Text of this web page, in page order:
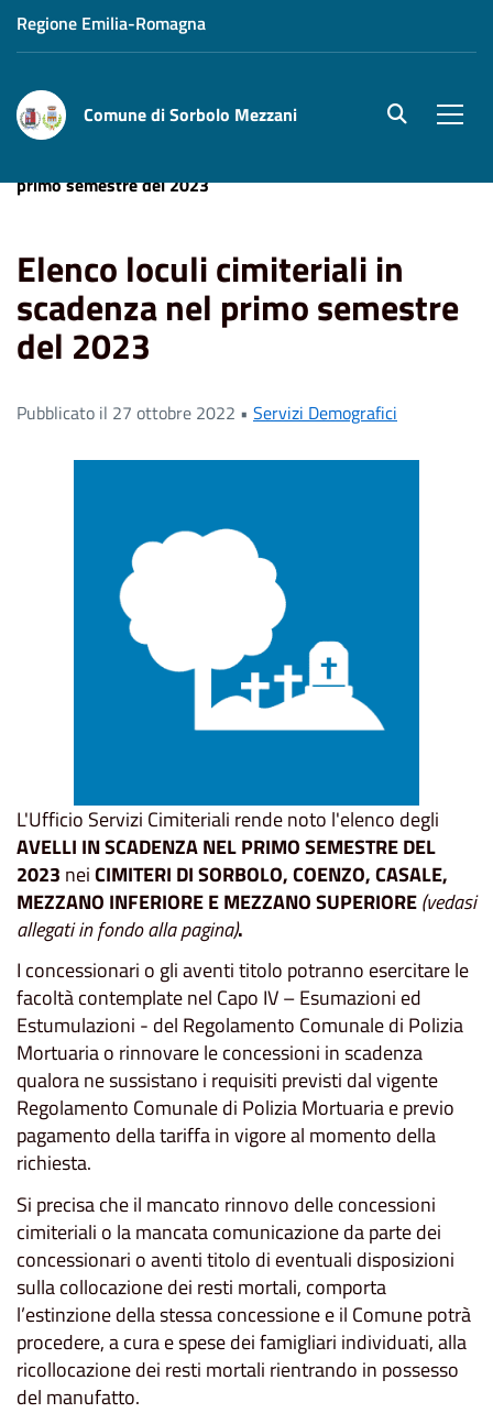
Regione Emilia-Romagna
Comune di Sorbolo Mezzani site.searc
primo semestre del 2023
Elenco loculi cimiteriali in
scadenza nel primo semestre
del 2023
Pubblicato il 27 ottobre 2022 • Servizi Demografici
L'Ufficio Servizi Cimiteriali rende noto l'elenco degli
AVELLI IN SCADENZA NEL PRIMO SEMESTRE DEL
2023 neiCIMITERI DI SORBOLO, COENZO, CASALE,
MEZZANO INFERIORE E MEZZANO SUPERIORE(vedasi
allegati in fondo alla pagina).
I concessionari o gli aventi titolo potranno esercitare le
facoltà contemplate nel Capo IV – Esumazioni ed
Estumulazioni - del Regolamento Comunale di Polizia
Mortuaria o rinnovare le concessioni in scadenza
qualora ne sussistano i requisiti previsti dal vigente
Regolamento Comunale di Polizia Mortuaria e previo
pagamento della tariffa in vigore al momento della
richiesta.
Si precisa che il mancato rinnovo delle concessioni
cimiteriali o la mancata comunicazione da parte dei
concessionari o aventi titolo di eventuali disposizioni
sulla collocazione dei resti mortali, comporta
l’estinzione della stessa concessione e il Comune potrà
procedere, a cura e spese dei famigliari individuati, alla
ricollocazione dei resti mortali rientrando in possesso
del manufatto.